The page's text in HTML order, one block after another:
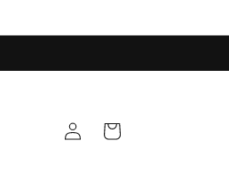
EinloggenWarenkorb